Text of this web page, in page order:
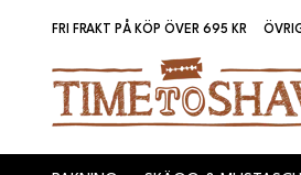
FRI FRAKT PÅ KÖP ÖVER 695 KR